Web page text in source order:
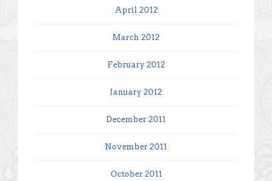
April 2012
March 2012
February 2012
January 2012
December 2011
November 2011
October 2011